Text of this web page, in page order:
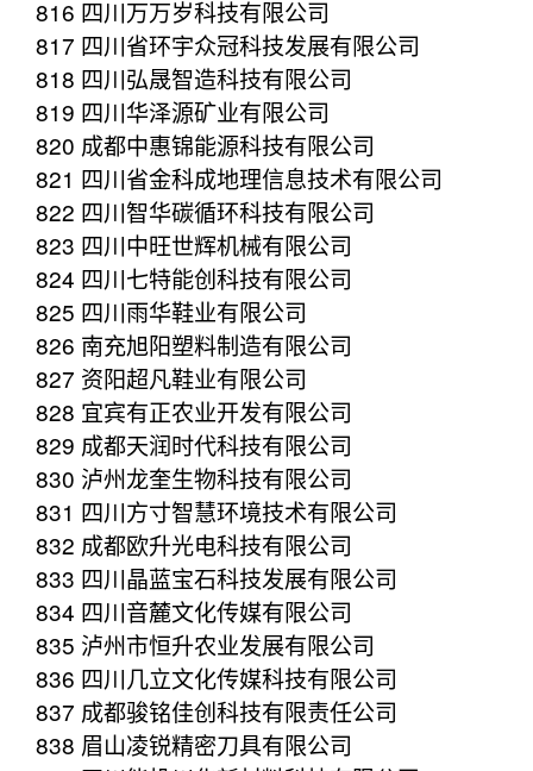
816 四川万万岁科技有限公司
817 四川省环宇众冠科技发展有限公司
818 四川弘晟智造科技有限公司
819 四川华泽源矿业有限公司
820 成都中惠锦能源科技有限公司
821 四川省金科成地理信息技术有限公司
822 四川智华碳循环科技有限公司
823 四川中旺世辉机械有限公司
824 四川七特能创科技有限公司
825 四川雨华鞋业有限公司
826 南充旭阳塑料制造有限公司
827 资阳超凡鞋业有限公司
828 宜宾有正农业开发有限公司
829 成都天润时代科技有限公司
830 泸州龙奎生物科技有限公司
831 四川方寸智慧环境技术有限公司
832 成都欧升光电科技有限公司
833 四川晶蓝宝石科技发展有限公司
834 四川音麓文化传媒有限公司
835 泸州市恒升农业发展有限公司
836 四川几立文化传媒科技有限公司
837 成都骏铭佳创科技有限责任公司
838 眉山凌锐精密刀具有限公司